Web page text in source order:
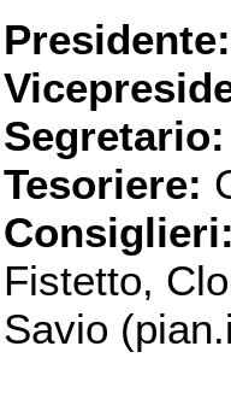
Presidente:
Segretario:
Tesoriere:
Consiglieri:
Fistetto,
Savio